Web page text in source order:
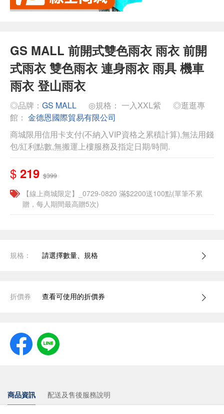
GS MALL 前開式雙色雨衣 雨衣 前開
式雨衣 雙色雨衣 連身雨衣 雨具 機車
雨衣 登山雨衣
◎品牌： GS MALL ◎規格： 一入XXL紫
◎逛逛專
館： 金德恩國際貿易有限公司
商城限用信用卡支付(不納入VIP資格之累積計算),無法用錢
包/紅利點數,無搬運上樓服務及指定日期/時間.
$ 219 $399
【線上商城限定】_0729-0820 滿$2200送100點(單筆不累
贈，每人期間最高贈5次)
規格： 請選擇數量、規格
折價券 查看可使用的折價券
商品資訊 配送及售後服務說明